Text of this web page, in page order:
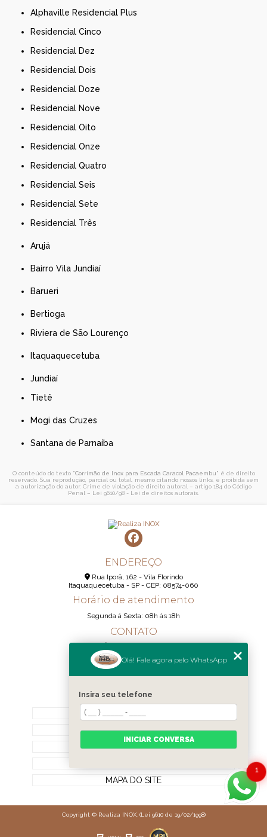
Alphaville Residencial Plus
Residencial Cinco
Residencial Dez
Residencial Dois
Residencial Doze
Residencial Nove
Residencial Oito
Residencial Onze
Residencial Quatro
Residencial Seis
Residencial Sete
Residencial Três
Arujá
Bairro Vila Jundiaí
Barueri
Bertioga
Riviera de São Lourenço
Itaquaquecetuba
Jundiaí
Tietê
Mogi das Cruzes
Santana de Parnaíba
O conteúdo do texto "Corrimão de Inox para Escada Caracol Pacaembu" é de direito
reservado. Sua reprodução, parcial ou total, mesmo citando nossos links, é proibida sem
a autorização do autor. Crime de violação de direito autoral – artigo 184 do Código
Penal – Lei 9610/98 - Lei de direitos autorais.
ENDEREÇO
Rua Iporã, 162 - Vila Florindo
Itaquaquecetuba - SP - CEP: 08574-060
Horário de atendimento
Segunda á Sexta: 08h ás 18h
CONTATO
(11) 98189-1344
MENU
HOME
QUEM SOMOS
CONTATO
MAPA DO SITE
Copyright © Realiza INOX. (Lei 9610 de 19/02/1998)
1
Olá! Fale agora pelo WhatsApp
Insira seu telefone
INICIAR CONVERSA